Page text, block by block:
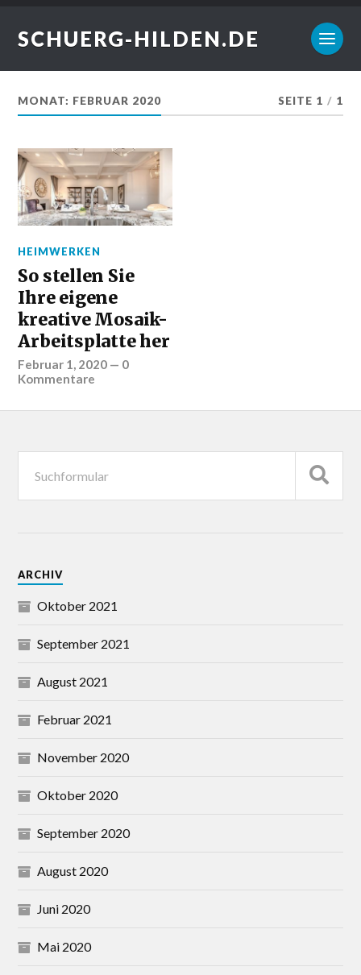
SCHUERG-HILDEN.DE
MONAT: FEBRUAR 2020 SEITE 1 / 1
HEIMWERKEN
So stellen Sie
Ihre eigene
kreative Mosaik-
Arbeitsplatte her
Februar 1, 2020 — 0
Kommentare
ARCHIV
Oktober 2021
September 2021
August 2021
Februar 2021
November 2020
Oktober 2020
September 2020
August 2020
Juni 2020
Mai 2020